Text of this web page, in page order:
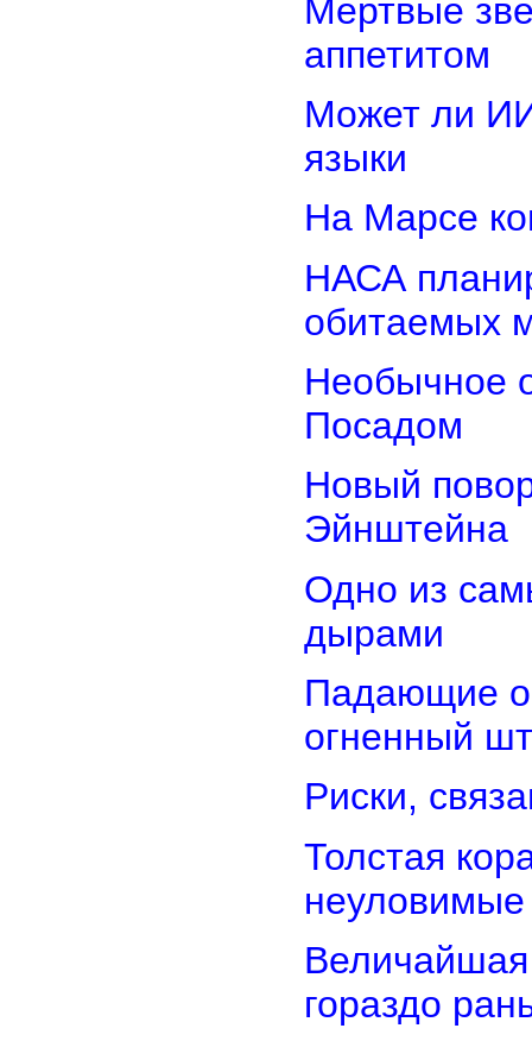
Мертвые
аппетитом
Может ли
языки
На Марсе
НАСА
обитаемых
Необычное
Посадом
Новый
Эйнштейна
Одно из
дырами
Падающие
огненный
Риски,
Толстая
Величайшая
гораздо